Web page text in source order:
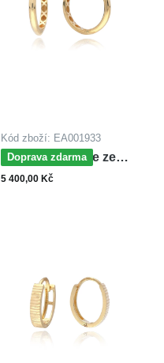
Kód zboží: EA001933
Doprava zdarma
MOISS náušnice ze
žlutého zlata
5 400,00 Kč